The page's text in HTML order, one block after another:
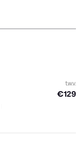
t.w.v.
€129